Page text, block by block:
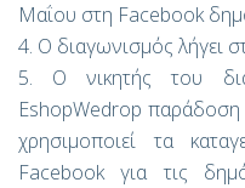
Μαΐου στη Facebook
4. Ο διαγωνισμός λήγει
5. Ο νικητής του
EshopWedrop παράδοση
χρησιμοποιεί τα
Facebook για τις